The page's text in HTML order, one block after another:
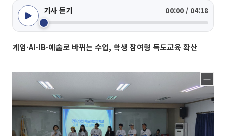
기사 듣기 00:00 / 04:18
게임·AI·IB·예술로 바뀌는 수업, 학생 참여형 독도교육 확산